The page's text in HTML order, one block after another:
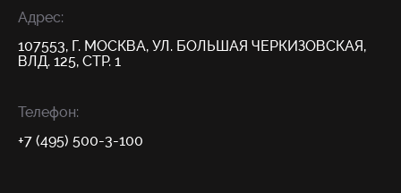
Адрес:
107553, Г. МОСКВА, УЛ. БОЛЬШАЯ ЧЕРКИЗОВСКАЯ,
ВЛД. 125, СТР. 1
Телефон:
+7 (495) 500-3-100